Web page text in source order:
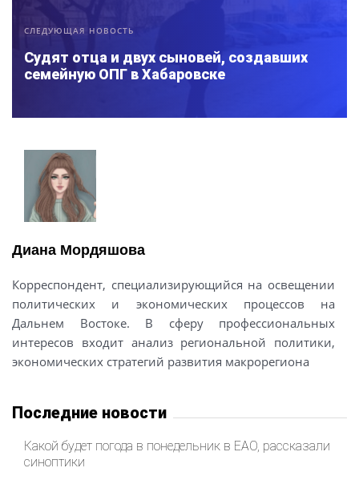
СЛЕДУЮЩАЯ НОВОСТЬ
Судят отца и двух сыновей, создавших
семейную ОПГ в Хабаровске
Диана Мордяшова
Корреспондент, специализирующийся на освещении
политических и экономических процессов на
Дальнем Востоке. В сферу профессиональных
интересов входит анализ региональной политики,
экономических стратегий развития макрорегиона
Последние новости
Какой будет погода в понедельник в ЕАО, рассказали
синоптики